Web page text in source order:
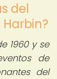
del
Harbin?
1960 y se
de
del